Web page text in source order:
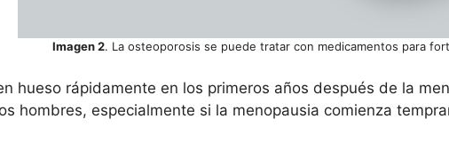
Imagen 2. La osteoporosis se puede tratar con medicamentos para
hueso rápidamente en los primeros años después de la
hombres, especialmente si la menopausia comienza